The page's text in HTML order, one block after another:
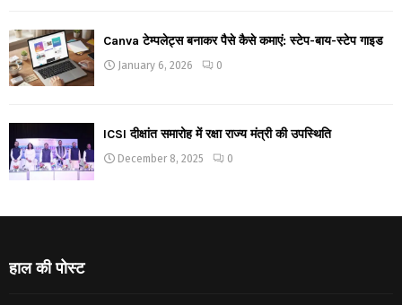
Canva टेम्पलेट्स बनाकर पैसे कैसे कमाएं: स्टेप-बाय-स्टेप गाइड
January 6, 2026 0
ICSI दीक्षांत समारोह में रक्षा राज्य मंत्री की उपस्थिति
December 8, 2025 0
हाल की पोस्ट